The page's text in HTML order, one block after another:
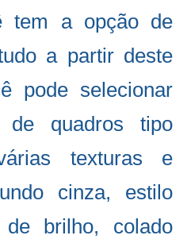
tem a opção de
a partir deste
pode selecionar
de quadros tipo
texturas e
cinza, estilo
brilho, colado